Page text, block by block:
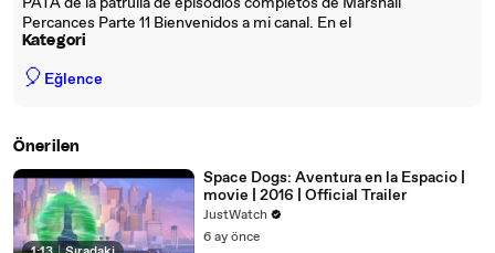
Percances Parte 11 Bienvenidos a mi canal. En el
Kategori
🎈 Eğlence
Önerilen
Space Dogs: Aventura en la Espacio |
movie | 2016 | Official Trailer
JustWatch
6 ay önce